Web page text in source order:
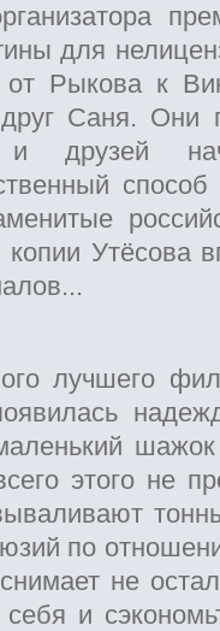
для
Рыкова к
Саня. Они
друзей
Утёсова
лучшего
этого не
по
не
и